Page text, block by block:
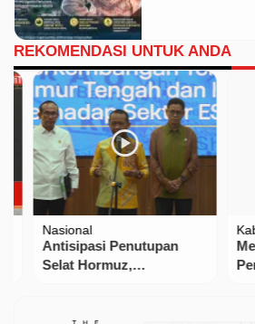
REKOMENDASI UNTUK ANDA
Nasional
Antisipasi Penutupan
Selat Hormuz,